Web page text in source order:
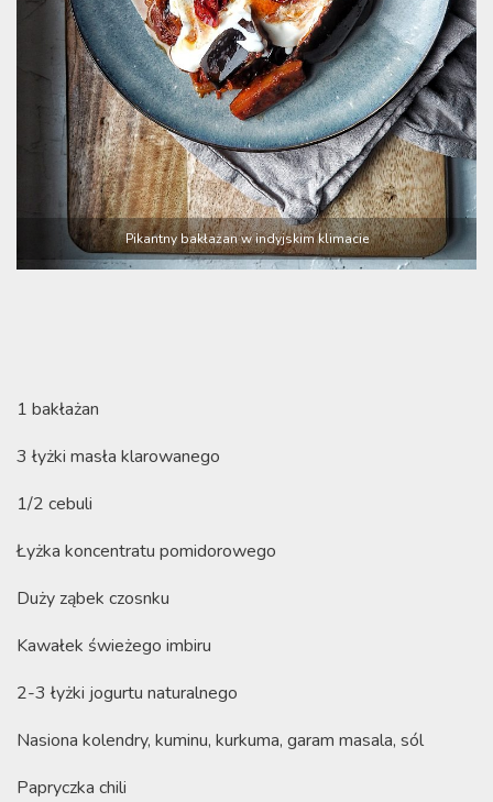
Pikantny bakłażan w indyjskim klimacie
1 bakłażan
3 łyżki masła klarowanego
1/2 cebuli
Łyżka koncentratu pomidorowego
Duży ząbek czosnku
Kawałek świeżego imbiru
2-3 łyżki jogurtu naturalnego
Nasiona kolendry, kuminu, kurkuma, garam masala, sól
Papryczka chili